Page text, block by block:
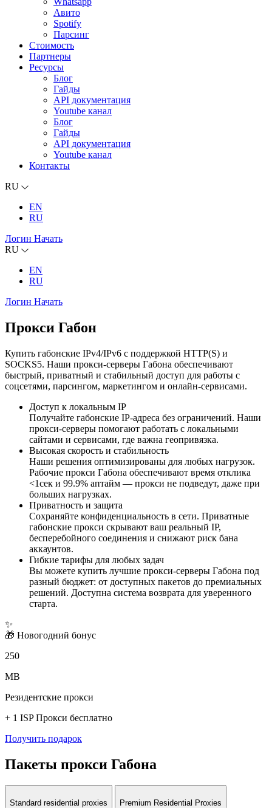
Авито
Spotify
Парсинг
Стоимость
Партнеры
Ресурсы
Блог
Гайды
API документация
Youtube канал
Блог
Гайды
API документация
Youtube канал
Контакты
RU
EN
RU
Логин Начать
RU
EN
RU
Логин Начать
Прокси Габон
Купить габонские IPv4/IPv6 с поддержкой HTTP(S) и
SOCKS5. Наши прокси-серверы Габона обеспечивают
быстрый, приватный и стабильный доступ для работы с
соцсетями, парсингом, маркетингом и онлайн-сервисами.
Доступ к локальным IP
Получайте габонские IP-адреса без ограничений. Наши
прокси-серверы помогают работать с локальными
сайтами и сервисами, где важна геопривязка.
Высокая скорость и стабильность
Наши решения оптимизированы для любых нагрузок.
Рабочие прокси Габона обеспечивают время отклика
<1сек и 99.9% аптайм — прокси не подведут, даже при
больших нагрузках.
Приватность и защита
Сохраняйте конфиденциальность в сети. Приватные
габонские прокси скрывают ваш реальный IP,
бесперебойного соединения и снижают риск бана
аккаунтов.
Гибкие тарифы для любых задач
Вы можете купить лучшие прокси-серверы Габона под
разный бюджет: от доступных пакетов до премиальных
решений. Доступна система возврата для уверенного
старта.
✨
🎁 Новогодний бонус
250
MB
Резидентские прокси
+ 1 ISP Прокси бесплатно
Получить подарок
Пакеты прокси Габона
Standard residential proxies Premium Residential Proxies